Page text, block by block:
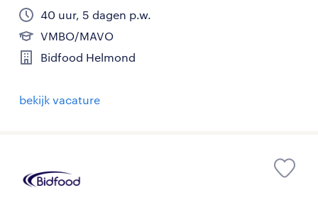
40 uur, 5 dagen p.w.
VMBO/MAVO
Bidfood Helmond
bekijk vacature